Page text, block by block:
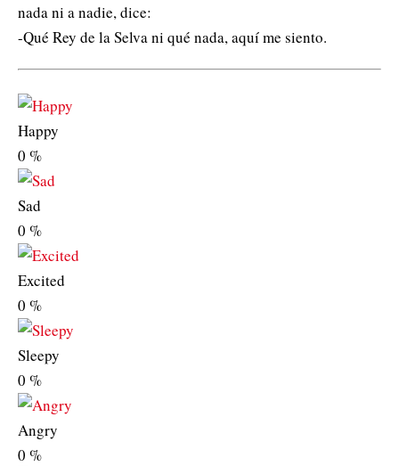
nada ni a nadie, dice:
-Qué Rey de la Selva ni qué nada, aquí me siento.
Happy
0 %
Sad
0 %
Excited
0 %
Sleepy
0 %
Angry
0 %